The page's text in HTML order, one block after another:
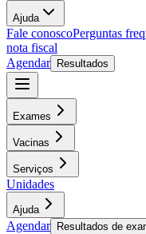
Ajuda
Fale conoscoPerguntas
nota fiscal
Agendar
Resultados
Exames
Vacinas
Serviços
Unidades
Ajuda
Agendar Resultados de